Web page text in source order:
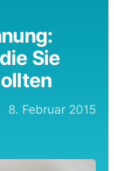
Sie
8. Februar 2015